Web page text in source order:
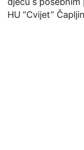
HU ”Cvijet”